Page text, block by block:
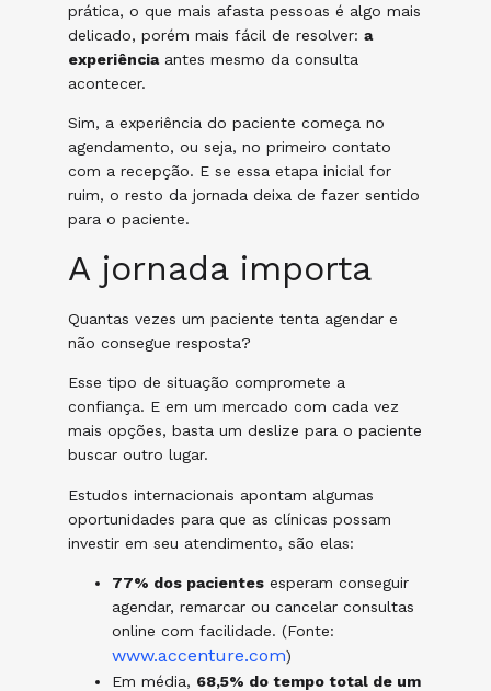
prática, o que mais afasta pessoas é algo mais
delicado, porém mais fácil de resolver: a
experiênciaantes mesmo da consulta
acontecer.
Sim, a experiência do paciente começa no
agendamento, ou seja, no primeiro contato
com a recepção. E se essa etapa inicial for
ruim, o resto da jornada deixa de fazer sentido
para o paciente.
A jornada importa
Quantas vezes um paciente tenta agendar e
não consegue resposta?
Esse tipo de situação compromete a
confiança. E em um mercado com cada vez
mais opções, basta um deslize para o paciente
buscar outro lugar.
Estudos internacionais apontam algumas
oportunidades para que as clínicas possam
investir em seu atendimento, são elas:
77% dos pacientes esperam conseguir
agendar, remarcar ou cancelar consultas
online com facilidade. (Fonte:
www.accenture.com)
Em média, 68,5% do tempo total de um